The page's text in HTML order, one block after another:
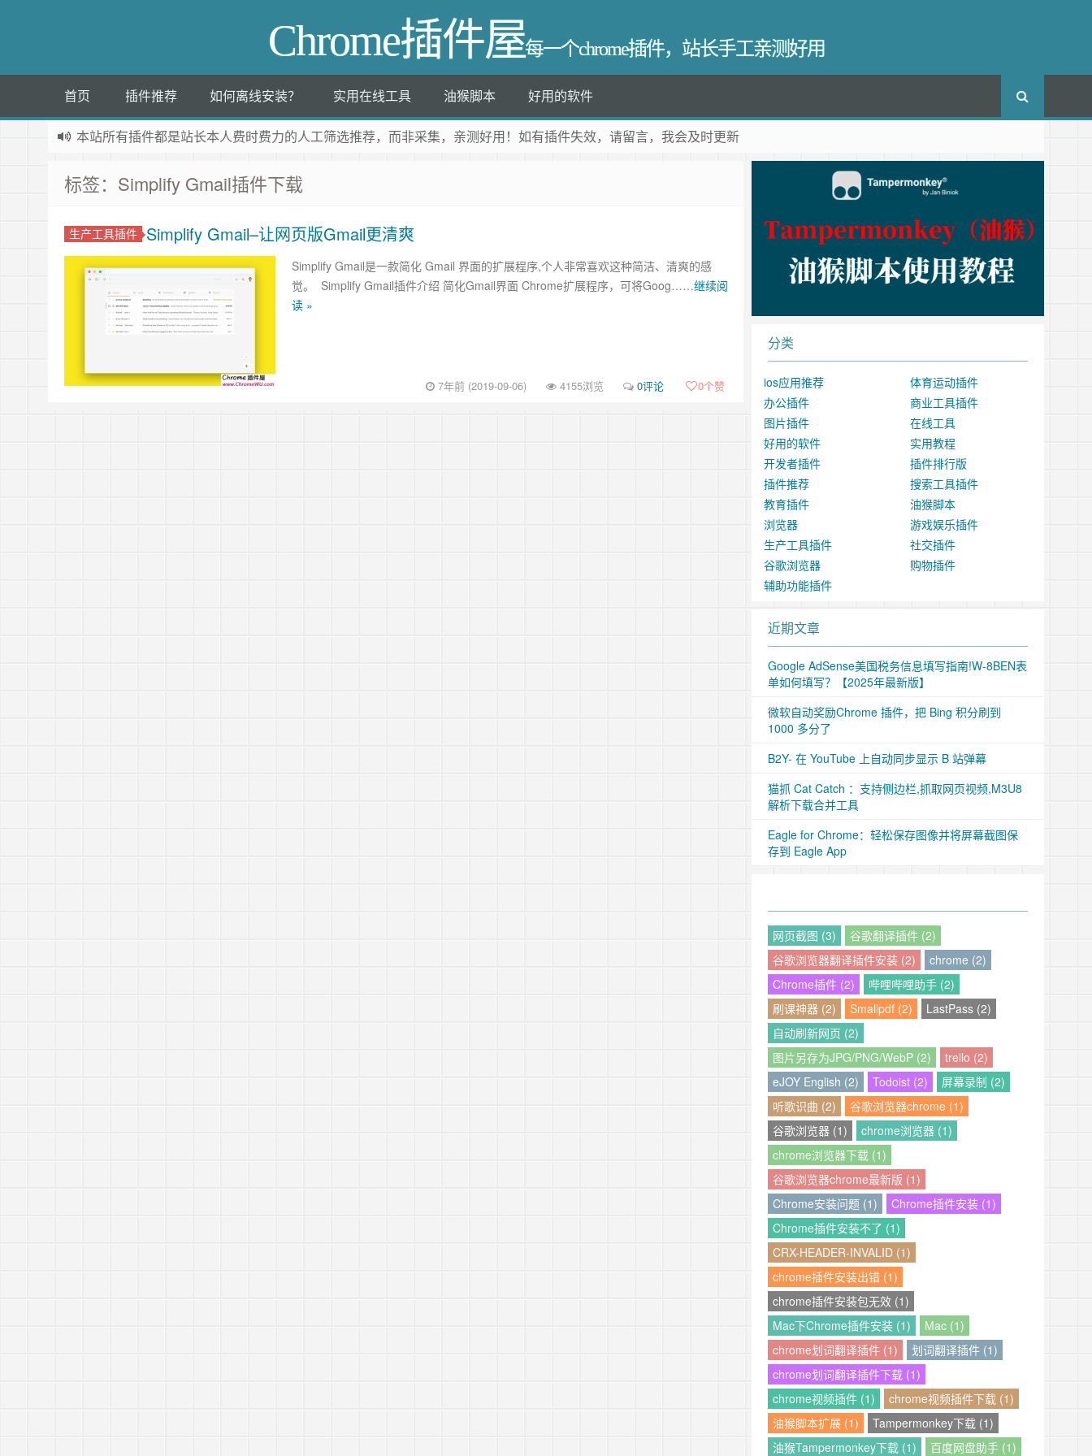
Chrome插件屋每一个chrome插件，站长手工亲测好用
首页 插件推荐 如何离线安装？ 实用在线工具 油猴脚本 好用的软件
本站所有插件都是站长本人费时费力的人工筛选推荐，而非采集，亲测好用！如有插件失效，请留言，我会及时更新
标签：Simplify Gmail插件下载
生产工具插件 Simplify Gmail–让网页版Gmail更清爽
Simplify Gmail是一款简化 Gmail 界面的扩展程序,个人非常喜欢这种简洁、清爽的感
觉。 Simplify Gmail插件介绍 简化Gmail界面 Chrome扩展程序，可将Goog……继续阅
读 »
7年前 (2019-09-06) 4155浏览 0评论 0个赞
分类
ios应用推荐
体育运动插件
办公插件
商业工具插件
图片插件
在线工具
好用的软件
实用教程
开发者插件
插件排行版
插件推荐
搜索工具插件
教育插件
油猴脚本
浏览器
游戏娱乐插件
生产工具插件
社交插件
谷歌浏览器
购物插件
辅助功能插件
近期文章
Google AdSense美国税务信息填写指南!W-8BEN表
单如何填写？【2025年最新版】
微软自动奖励Chrome 插件，把 Bing 积分刷到
1000 多分了
B2Y- 在 YouTube 上自动同步显示 B 站弹幕
猫抓 Cat Catch ：支持侧边栏,抓取网页视频,M3U8
解析下载合并工具
Eagle for Chrome：轻松保存图像并将屏幕截图保
存到 Eagle App
网页截图 (3)
谷歌翻译插件 (2)
谷歌浏览器翻译插件安装 (2)
chrome (2)
Chrome插件 (2)
哔哩哔哩助手 (2)
刷课神器 (2)
Smallpdf (2)
LastPass (2)
自动刷新网页 (2)
图片另存为JPG/PNG/WebP (2)
trello (2)
eJOY English (2)
Todoist (2)
屏幕录制 (2)
听歌识曲 (2)
谷歌浏览器chrome (1)
谷歌浏览器 (1)
chrome浏览器 (1)
chrome浏览器下载 (1)
谷歌浏览器chrome最新版 (1)
Chrome安装问题 (1)
Chrome插件安装 (1)
Chrome插件安装不了 (1)
CRX-HEADER-INVALID (1)
chrome插件安装出错 (1)
chrome插件安装包无效 (1)
Mac下Chrome插件安装 (1)
Mac (1)
chrome划词翻译插件 (1)
划词翻译插件 (1)
chrome划词翻译插件下载 (1)
chrome视频插件 (1)
chrome视频插件下载 (1)
油猴脚本扩展 (1)
Tampermonkey下载 (1)
油猴Tampermonkey下载 (1)
百度网盘助手 (1)